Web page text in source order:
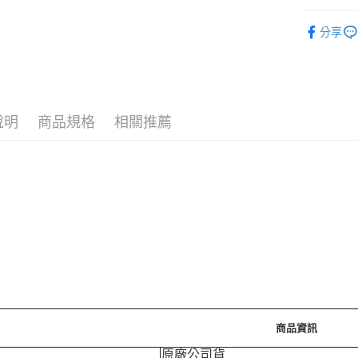
7-11取貨
分享
明 商品規格 相關推薦
商品資訊
原廠公司貨